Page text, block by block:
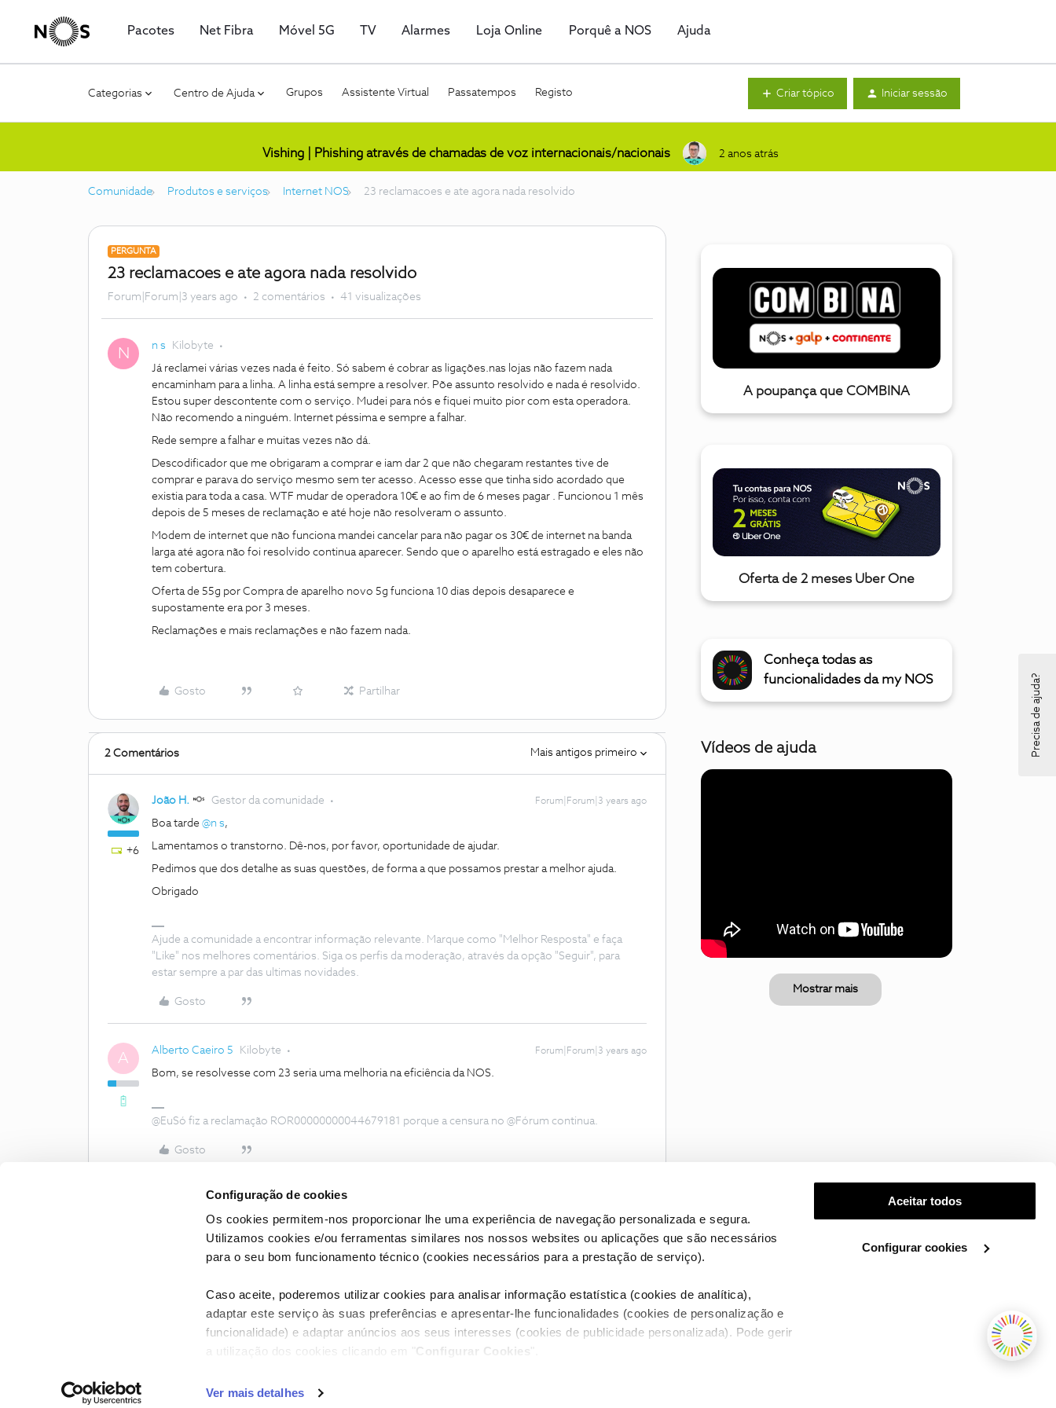
Configuração de cookies
Os cookies permitem-nos proporcionar lhe uma experiência de navegação personalizada e segura.
Utilizamos cookies e/ou ferramentas similares nos nossos websites ou aplicações que são necessários
para o seu bom funcionamento técnico (cookies necessários para a prestação de serviço).
Caso aceite, poderemos utilizar cookies para analisar informação estatística (cookies de analítica),
adaptar este serviço às suas preferências e apresentar-lhe funcionalidades (cookies de personalização e
funcionalidade) e adaptar anúncios aos seus interesses (cookies de publicidade personalizada). Pode gerir
a utilização dos cookies clicando em " Configurar Cookies ".
Ver mais detalhes
Aceitar todos
Configurar cookies
Pacotes Net Fibra Móvel 5G TV Alarmes Loja Online Porquê a NOS Ajuda
Categorias Centro de Ajuda Grupos Assistente Virtual Passatempos Registo Criar tópico Iniciar sessão
Vishing | Phishing através de chamadas de voz internacionais/nacionais 2 anos atrás
Comunidade Produtos e serviços Internet NOS 23 reclamacoes e ate agora nada resolvido
PERGUNTA
23 reclamacoes e ate agora nada resolvido
Forum|Forum|3 years ago 2 comentários 41 visualizações
N n s Kilobyte
Já reclamei várias vezes nada é feito. Só sabem é cobrar as ligações.nas lojas não fazem nada
encaminham para a linha. A linha está sempre a resolver. Põe assunto resolvido e nada é resolvido.
Estou super descontente com o serviço. Mudei para nós e fiquei muito pior com esta operadora.
Não recomendo a ninguém. Internet péssima e sempre a falhar.
Rede sempre a falhar e muitas vezes não dá.
Descodificador que me obrigaram a comprar e iam dar 2 que não chegaram restantes tive de
comprar e parava do serviço mesmo sem ter acesso. Acesso esse que tinha sido acordado que
existia para toda a casa. WTF mudar de operadora 10€ e ao fim de 6 meses pagar . Funcionou 1 mês
depois de 5 meses de reclamação e até hoje não resolveram o assunto.
Modem de internet que não funciona mandei cancelar para não pagar os 30€ de internet na banda
larga até agora não foi resolvido continua aparecer. Sendo que o aparelho está estragado e eles não
tem cobertura.
Oferta de 55g por Compra de aparelho novo 5g funciona 10 dias depois desaparece e
supostamente era por 3 meses.
Reclamações e mais reclamações e não fazem nada.
Gosto Partilhar
2 Comentários Mais antigos primeiro
+6
João H. Gestor da comunidade Forum|Forum|3 years ago
Boa tarde @n s,
Lamentamos o transtorno. Dê-nos, por favor, oportunidade de ajudar.
Pedimos que dos detalhe as suas questões, de forma a que possamos prestar a melhor ajuda.
Obrigado
Ajude a comunidade a encontrar informação relevante. Marque como "Melhor Resposta" e faça
"Like" nos melhores comentários. Siga os perfis da moderação, através da opção "Seguir", para
estar sempre a par das ultimas novidades.
Gosto
A Alberto Caeiro 5 Kilobyte Forum|Forum|3 years ago
Bom, se resolvesse com 23 seria uma melhoria na eficiência da NOS.
@EuSó fiz a reclamação ROR00000000044679181 porque a censura no @Fórum continua.
Gosto
A poupança que COMBINA
Oferta de 2 meses Uber One
Conheça todas as
funcionalidades da my NOS
Vídeos de ajuda
Mostrar mais
Condições do Fórum NOS Accessibility statement
Precisa de ajuda?